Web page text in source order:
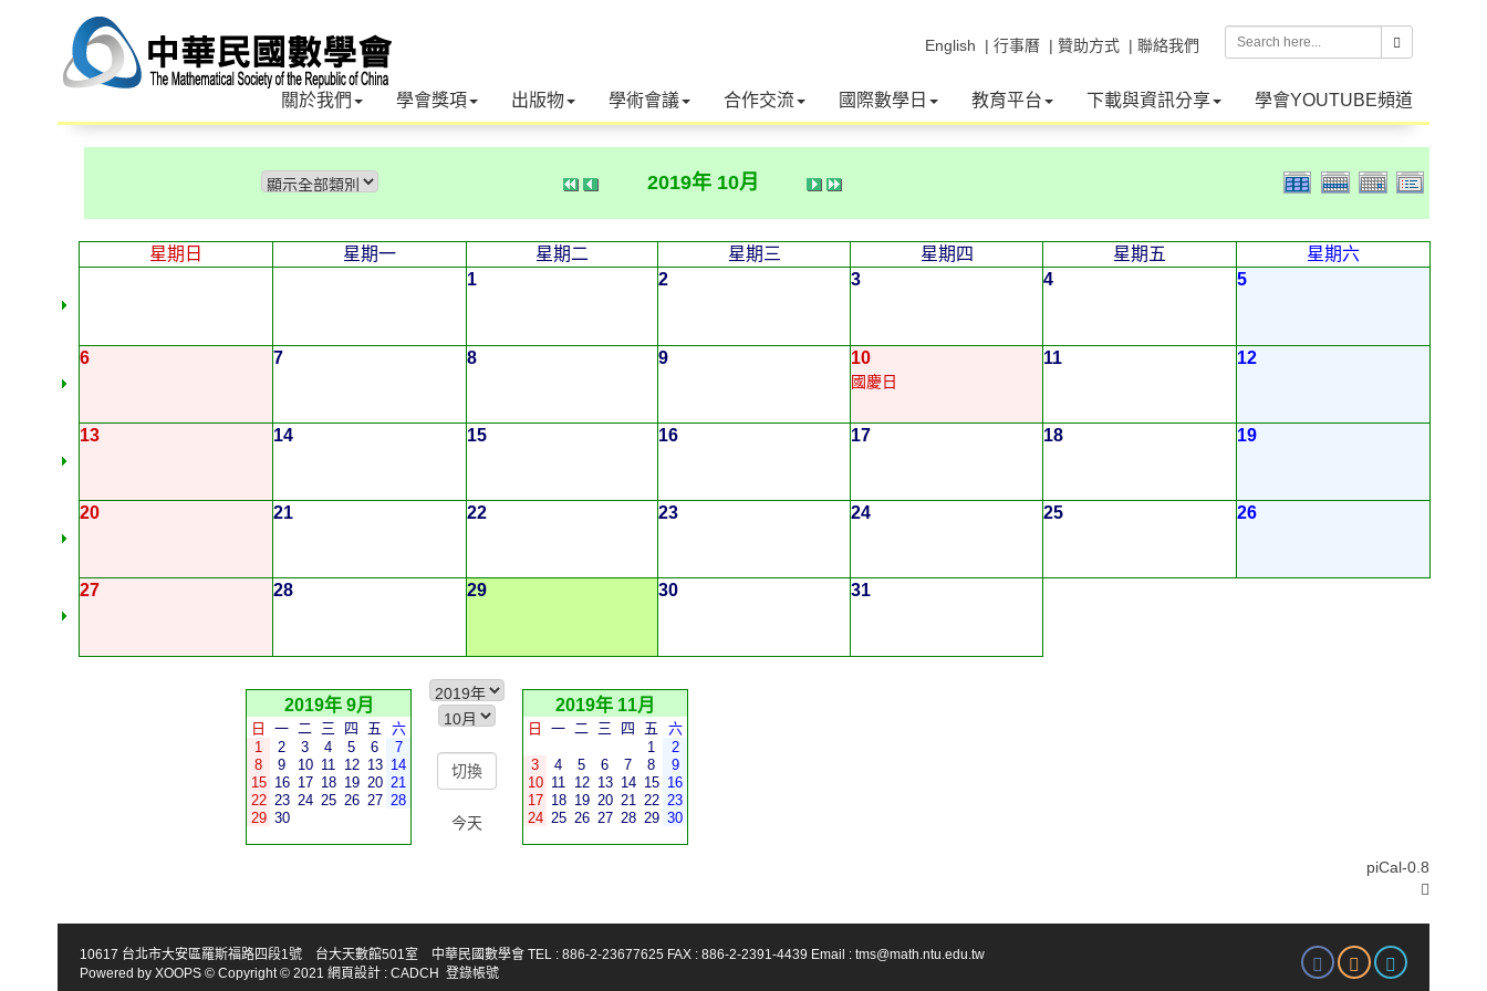
| 聯絡我們
| 贊助方式
| 行事曆
English
關於我們 學會獎項 出版物 學術會議 合作交流 國際數學日 教育平台 下載與資訊分享 學會YOUTUBE頻道
2019年 10月
星期日 星期一 星期二 星期三 星期四 星期五
星期六
1
2 3 4 5
6 7 8 9 10
國慶日
11 12
13 14 15 16 17 18 19
20 21 22 23 24 25 26
27 28 29 30 31
2019年 9月
日 一 二 三 四 五
六
1
2 3 4 5 6
7
8
9 10 11 12 13 14
15 16 17 18 19 20 21
22 23 24 25 26 27 28
29 30 今天
2019年 11月
日 一 二 三 四 五
六
1
2
3
4 5 6 7 8
9
10 11 12 13 14 15 16
17 18 19 20 21 22 23
24 25 26 27 28 29 30
piCal-0.8
10617 台北市大安區羅斯福路四段1號 台大天數館501室 中華民國數學會 TEL : 886-2-23677625 FAX : 886-2-2391-4439 Email : tms@math.ntu.edu.tw
Powered by XOOPS © Copyright © 2021 網頁設計 : CADCH 登錄帳號